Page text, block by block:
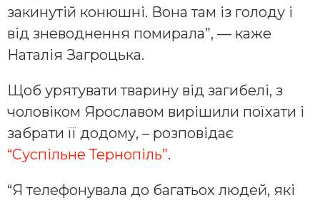
закинутій конюшні. Вона там із голоду і
від зневоднення помирала”, — каже
Наталія Загроцька.
Щоб урятувати тварину від загибелі, з
чоловіком Ярославом вирішили поїхати і
забрати її додому, – розповідає
“Суспільне Тернопіль”.
“Я телефонувала до багатьох людей, які